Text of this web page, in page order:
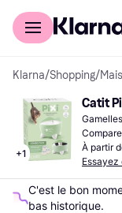
Acheter avec Klarna
Klarna/Shopping/
+1
Catit
À partir
C'est le bon
bas historique.